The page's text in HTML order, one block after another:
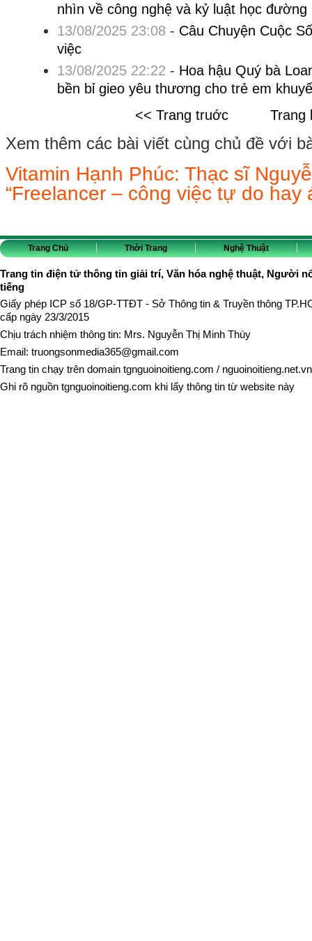
nhìn về công nghệ và kỷ luật học đường
13/08/2025 23:08 - Câu Chuyện Cuộc
việc
13/08/2025 22:22 - Hoa hậu Quý bà
bền bỉ gieo yêu thương cho trẻ em
<< Trang truớc
Trang
Xem thêm các bài viết cùng chủ đề với
Vitamin Hạnh Phúc: Thạc sĩ
“Freelancer – công việc tự do hay
Trang Chủ Thời Trang Nghệ Thuật
Trang tin điện tử thông tin giải trí, Văn hóa nghệ thuật, Người
tiếng
Giấy phép ICP số 18/GP-TTĐT - Sở Thông tin & Truyền thông
cấp ngày 23/3/2015
Chịu trách nhiệm thông tin: Mrs. Nguyễn Thị Minh Thúy
Email: truongsonmedia365@gmail.com
Trang tin chạy trên domain tgnguoinoitieng.com / nguoinoitieng.net.vn
Ghi rõ nguồn tgnguoinoitieng.com khi lấy thông tin từ website này